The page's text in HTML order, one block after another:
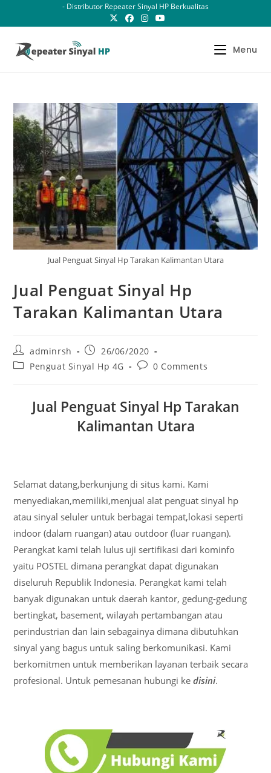
- Distributor Repeater Sinyal HP Berkualitas
Menu
Jual Penguat Sinyal Hp Tarakan Kalimantan Utara
Jual Penguat Sinyal Hp
Tarakan Kalimantan Utara
Post
author:
adminrsh
Post
published:
26/06/2020
PostPenguat Sinyal Hp 4G
Post0 Comments
Jual Penguat Sinyal Hp Tarakan
Kalimantan Utara
Selamat datang,berkunjung di situs kami. Kami
menyediakan,memiliki,menjual alat penguat sinyal hp
atau sinyal seluler untuk berbagai tempat,lokasi seperti
indoor (dalam ruangan) atau outdoor (luar ruangan).
Perangkat kami telah lulus uji sertifikasi dari kominfo
yaitu POSTEL dimana perangkat dapat digunakan
diseluruh Republik Indonesia. Perangkat kami telah
banyak digunakan untuk daerah kantor, gedung-gedung
bertingkat, basement, wilayah pertambangan atau
perindustrian dan lain sebagainya dimana dibutuhkan
sinyal yang bagus untuk saling berkomunikasi. Kami
berkomitmen untuk memberikan layanan terbaik secara
profesional. Untuk pemesanan hubungi kedisini.